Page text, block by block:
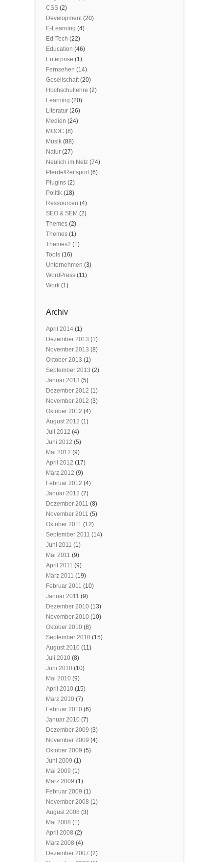
CSS (2)
Development(20)
E-Learning (4)
Ed-Tech (22)
Education (46)
Enterprise (1)
Fernsehen (14)
Gesellschaft(20)
Hochschullehre (2)
Learning (20)
Literatur (26)
Medien (24)
MOOC (8)
Musik (88)
Natur (27)
Neulich im Netz (74)
Pferde/Reitsport(6)
Plugins (2)
Politik (18)
Ressourcen (4)
SEO & SEM (2)
Themes (2)
Themes (1)
Themes2 (1)
Tools (16)
Unternehmen (3)
WordPress (11)
Work (1)
Archiv
April 2014 (1)
Dezember 2013 (1)
November 2013 (8)
Oktober 2013 (1)
September 2013 (2)
Januar 2013 (5)
Dezember 2012 (1)
November 2012 (3)
Oktober 2012 (4)
August 2012 (1)
Juli 2012 (4)
Juni 2012 (5)
Mai 2012 (9)
April 2012 (17)
März 2012 (9)
Februar 2012 (4)
Januar 2012 (7)
Dezember 2011 (8)
November 2011 (5)
Oktober 2011 (12)
September 2011 (14)
Juni 2011 (1)
Mai 2011 (9)
April 2011 (9)
März 2011 (19)
Februar 2011 (10)
Januar 2011 (9)
Dezember 2010 (13)
November 2010 (10)
Oktober 2010 (8)
September 2010 (15)
August 2010 (11)
Juli 2010 (8)
Juni 2010 (10)
Mai 2010 (9)
April 2010 (15)
März 2010 (7)
Februar 2010 (6)
Januar 2010 (7)
Dezember 2009 (3)
November 2009 (4)
Oktober 2009 (5)
Juni 2009 (1)
Mai 2009 (1)
März 2009 (1)
Februar 2009 (1)
November 2008 (1)
August 2008 (3)
Mai 2008 (1)
April 2008 (2)
März 2008 (4)
Dezember 2007 (2)